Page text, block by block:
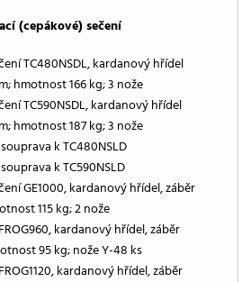
(cepákové) sečení
TC480NSDL, kardanový hřídel
hmotnost 166 kg; 3 nože
TC590NSDL, kardanový hřídel
hmotnost 187 kg; 3 nože
k TC480NSLD
k TC590NSLD
GE1000, kardanový hřídel, záběr
115 kg; 2 nože
kardanový hřídel, záběr
95 kg; nože Y-48 ks
kardanový hřídel, záběr